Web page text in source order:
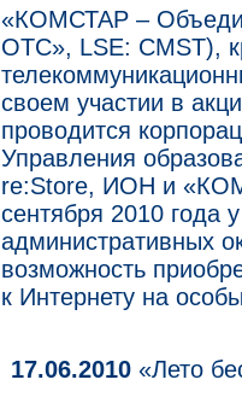
«КОМСТАР –
ОТС», LSE: CMST),
своем участии в
проводится
Управления
re:Store, ИОН и
сентября 2010 года
административных
возможность
к Интернету на
17.06.2010 «Лето